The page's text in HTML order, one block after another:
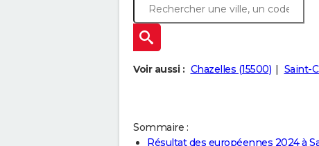
Voir aussi : Chazelles (15500) Saint-
Sommaire :
Résultat des européennes 2024 à